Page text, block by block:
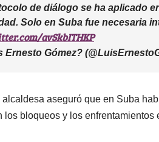
de diálogo se ha aplicado
Solo en Suba fue necesaria
avSkbITHKP
Gómez?
aseguró que en Suba
los bloqueos y los